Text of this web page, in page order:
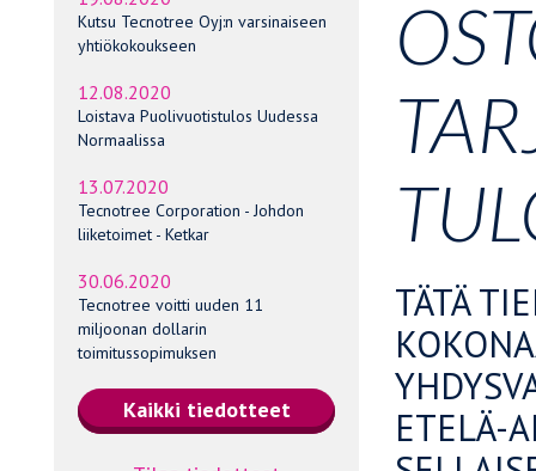
Kutsu Tecnotree Oyj:n varsinaiseen
yhtiökokoukseen
12.08.2020
Loistava Puolivuotistulos Uudessa
Normaalissa
13.07.2020
Tecnotree Corporation - Johdon
liiketoimet - Ketkar
30.06.2020
Tecnotree voitti uuden 11
miljoonan dollarin
toimitussopimuksen
TÄTÄ
ETELÄ-